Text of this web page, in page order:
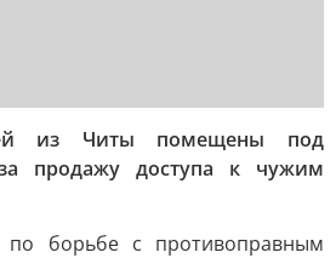
из Читы помещены под
продажу доступа к чужим
по борьбе с противоправным